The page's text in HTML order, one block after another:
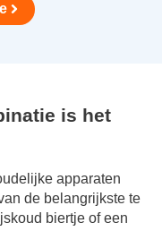
is het
apparaten
de belangrijkste te
biertje of een